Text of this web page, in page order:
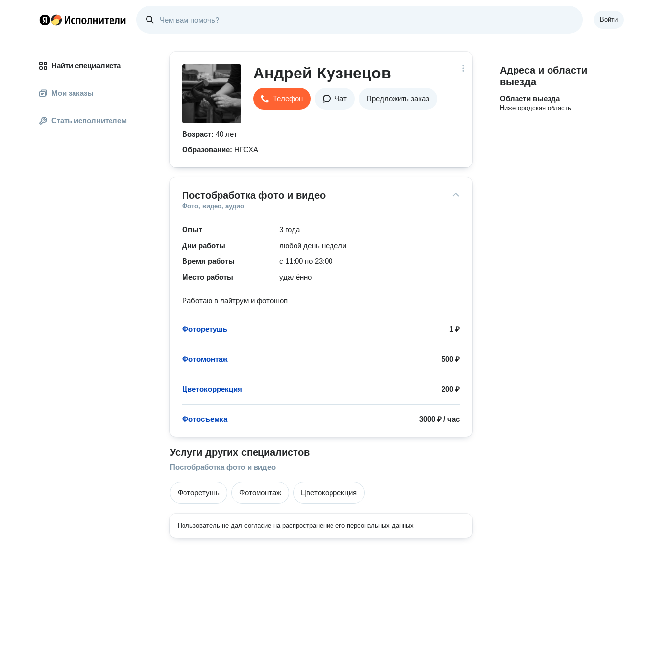
Войти
Найти специалиста
Мои заказы
Стать исполнителем
Андрей Кузнецов
Телефон Чат Предложить заказ
Возраст: 40 лет
Образование: НГСХА
Постобработка фото и видео
Фото, видео, аудио
Опыт
3 года
Дни работы
любой день недели
Время работы
с 11:00 по 23:00
Место работы
удалённо
Работаю в лайтрум и фотошоп
1 ₽
Фоторетушь
500 ₽
Фотомонтаж
200 ₽
Цветокоррекция
3000 ₽ /час
Фотосъемка
Услуги других специалистов
Постобработка фото и видео
Фоторетушь Фотомонтаж Цветокоррекция
Пользователь не дал согласие на распространение его персональных данных
Адреса и области
выезда
Области выезда
Нижегородская область